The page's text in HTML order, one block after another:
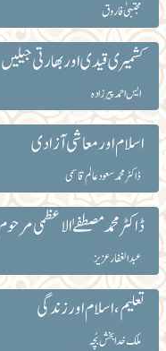
مجتبیٰ فاروق
کشمیری قیدی اور بھارتی جیلیں
ایس احمد پیرزادہ
اسلام اور معاشی آزادی
ڈاکٹر محمد سعود عالم قاسمی
ڈاکٹر محمد مصطفےٰ الاعظمی مرحوم
عبد الغفار عزیز
تعلیم ،اسلام اور زندگی
ملک خدا بخش بُچہ